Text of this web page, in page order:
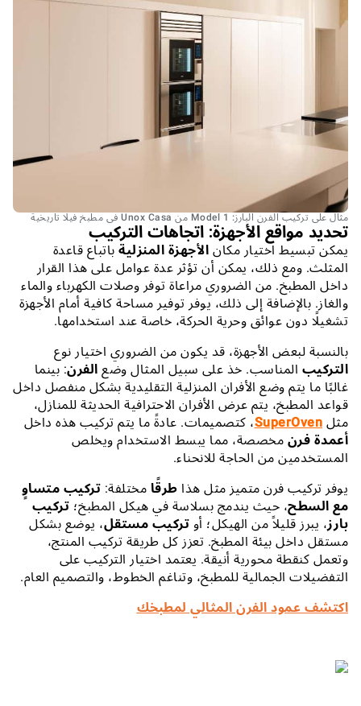
مثال على تركيب الفرن البارز: Model 1 من Unox Casa في مطبخ فيلا تاريخية
تحديد مواقع الأجهزة: اتجاهات التركيب
يمكن تبسيط اختيار مكان الأجهزة المنزلية باتباع قاعدة
المثلث. ومع ذلك، يمكن أن تؤثر عدة عوامل على هذا القرار
داخل المطبخ. من الضروري مراعاة توفر وصلات الكهرباء والماء
والغاز. بالإضافة إلى ذلك، يوفر توفير مساحة كافية أمام الأجهزة
تشغيلًا دون عوائق وحرية الحركة، خاصة عند استخدامها.
بالنسبة لبعض الأجهزة، قد يكون من الضروري اختيار نوع
التركيب المناسب. خذ على سبيل المثال وضع الفرن: بينما
غالبًا ما يتم وضع الأفران المنزلية التقليدية بشكل منفصل داخل
قواعد المطبخ، يتم عرض الأفران الاحترافية الحديثة للمنازل،
مثل SuperOven، كتصميمات. عادةً ما يتم تركيب هذه داخل
أعمدة فرن مخصصة، مما يبسط الاستخدام ويخلص
المستخدمين من الحاجة للانحناء.
يوفر تركيب فرن متميز مثل هذا طرقًا مختلفة: تركيب متساوٍ
مع السطح، حيث يندمج بسلاسة في هيكل المطبخ؛ تركيب
بارز، يبرز قليلاً من الهيكل؛ أو تركيب مستقل، يوضع بشكل
مستقل داخل بيئة المطبخ. تعزز كل طريقة تركيب المنتج،
وتعمل كنقطة محورية أنيقة. يعتمد اختيار التركيب على
التفضيلات الجمالية للمطبخ، وتناغم الخطوط، والتصميم العام.
اكتشف عمود الفرن المثالي لمطبخك